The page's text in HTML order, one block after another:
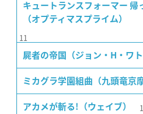
キュートランスフォーマー 帰
（オプティマスプライム）
11
屍者の帝国（ジョン・H・ワト
ミカグラ学園組曲（九頭竜京摩
アカメが斬る!（ウェイブ）